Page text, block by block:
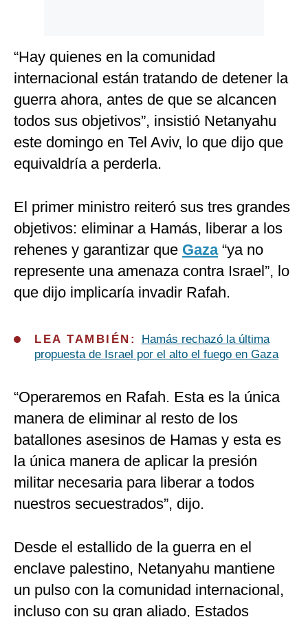
“Hay quienes en la comunidad
internacional están tratando de detener la
guerra ahora, antes de que se alcancen
todos sus objetivos”, insistió Netanyahu
este domingo en Tel Aviv, lo que dijo que
equivaldría a perderla.
El primer ministro reiteró sus tres grandes
objetivos: eliminar a Hamás, liberar a los
rehenes y garantizar que Gaza“ya no
represente una amenaza contra Israel”, lo
que dijo implicaría invadir Rafah.
LEA TAMBIÉN:
Hamás rechazó la última
propuesta de Israel por el alto el fuego en Gaza
“Operaremos en Rafah. Esta es la única
manera de eliminar al resto de los
batallones asesinos de Hamas y esta es
la única manera de aplicar la presión
militar necesaria para liberar a todos
nuestros secuestrados”, dijo.
Desde el estallido de la guerra en el
enclave palestino, Netanyahu mantiene
un pulso con la comunidad internacional,
incluso con su gran aliado, Estados